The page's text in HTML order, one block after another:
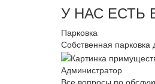
У НАС ЕСТЬ
Парковка
Собственная парковка
Администратор
Все вопросы по